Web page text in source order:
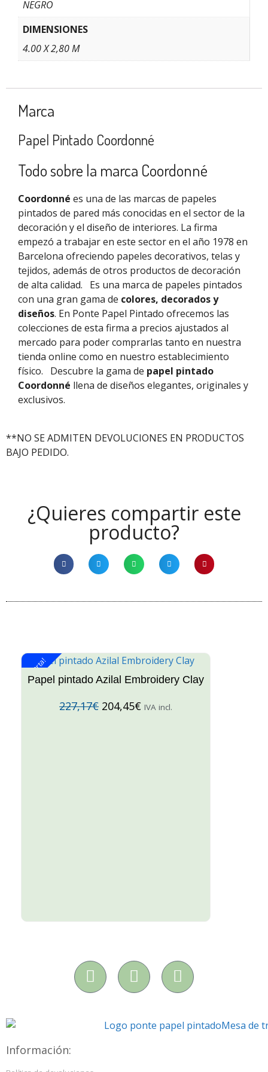
NEGRO
DIMENSIONES
4.00 X 2,80 M
Marca
Papel Pintado Coordonné
Todo sobre la marca Coordonné
Coordonné es una de las marcas de papeles
pintados de pared más conocidas en el sector de la
decoración y el diseño de interiores. La firma
empezó a trabajar en este sector en el año 1978 en
Barcelona ofreciendo papeles decorativos, telas y
tejidos, además de otros productos de decoración
de alta calidad.
Es una marca de papeles pintados
con una gran gama de colores, decorados y
diseños. En Ponte Papel Pintado ofrecemos las
colecciones de esta firma a precios ajustados al
mercado para poder comprarlas tanto en nuestra
tienda online como en nuestro establecimiento
físico.
Descubre la gama de papel pintado
Coordonné llena de diseños elegantes, originales y
exclusivos.
**NO SE ADMITEN DEVOLUCIONES EN PRODUCTOS
BAJO PEDIDO.
¿Quieres compartir este
producto?
¡Oferta!
Papel pintado Azilal Embroidery Clay
227,17€ 204,45€ IVA incl.
Información: